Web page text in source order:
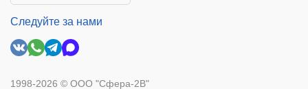
Следуйте за нами
1998-2026 © ООО "Сфера-2В"